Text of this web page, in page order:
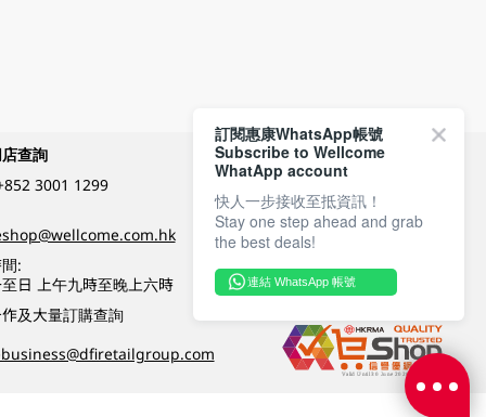
查詢
3001 1299
:
日 上午九時至晚上六時
及大量訂購查詢
付款方式
關注我們
訂閱惠康WhatsApp帳號
Subscribe to Wellcome
WhatApp account
快人一步接收至抵資訊！
Stay one step ahead and grab
the best deals!
連結 WhatsApp 帳號